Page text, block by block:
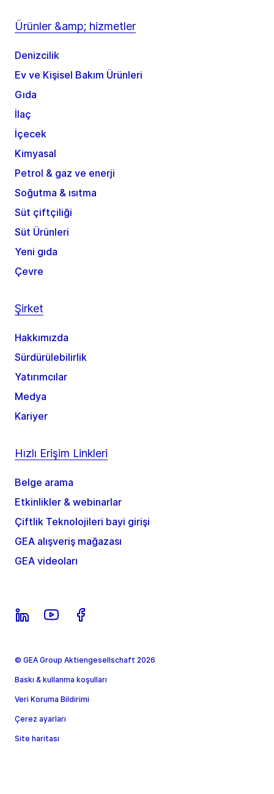
Ürünler &amp; hizmetler
Denizcilik
Ev ve Kişisel Bakım Ürünleri
Gıda
İlaç
İçecek
Kimyasal
Petrol & gaz ve enerji
Soğutma & ısıtma
Süt çiftçiliği
Süt Ürünleri
Yeni gıda
Çevre
Şirket
Hakkımızda
Sürdürülebilirlik
Yatırımcılar
Medya
Kariyer
Hızlı Erişim Linkleri
Belge arama
Etkinlikler & webinarlar
Çiftlik Teknolojileri bayi girişi
GEA alışveriş mağazası
GEA videoları
© GEA Group Aktiengesellschaft 2026
Baskı & kullanma koşulları
Veri Koruma Bildirimi
Çerez ayarları
Site haritası